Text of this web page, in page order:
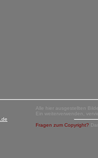
Alle hier ausgestellten
Ein weiterverwenden,
Fragen zum Copyright?